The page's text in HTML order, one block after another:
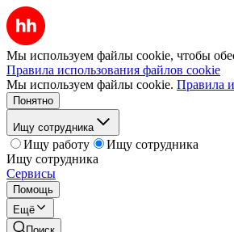
Мы используем файлы cookie, чтобы
Правила использования файлов cookie
Мы используем файлы cookie. Правила
Понятно
Ищу сотрудника
Ищу работу
Ищу сотрудника
Ищу сотрудника
Сервисы
Помощь
Ещё